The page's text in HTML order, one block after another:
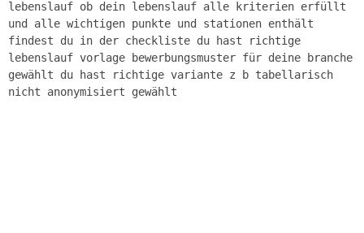
lebenslauf ob dein lebenslauf alle kriterien erfüllt
und alle wichtigen punkte und stationen enthält
findest du in der checkliste du hast richtige
lebenslauf vorlage bewerbungsmuster für deine branche
gewählt du hast richtige variante z b tabellarisch
nicht anonymisiert gewählt